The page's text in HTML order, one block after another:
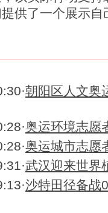
供了一个展示
·朝阳区人文奥
·奥运环境志愿
·奥运城市志愿
·武汉迎来世界
·沙特田径备战